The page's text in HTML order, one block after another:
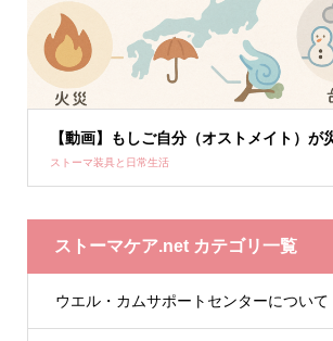
【動画】もしご自分（オストメイト）が
ストーマ装具と日常生活
ストーマケア.net カテゴリ一覧
ウエル・カムサポートセンターについて